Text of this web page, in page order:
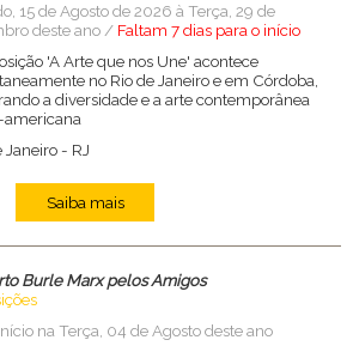
15 de Agosto de 2026 à Terça, 29 de
deste ano / Faltam 7 dias para o início
'A Arte que nos Une' acontece
no Rio de Janeiro e em Córdoba,
a diversidade e a arte contemporânea
americana
Janeiro- RJ
Saiba mais
Burle Marx pelos Amigos
na Terça, 04 de Agosto deste ano